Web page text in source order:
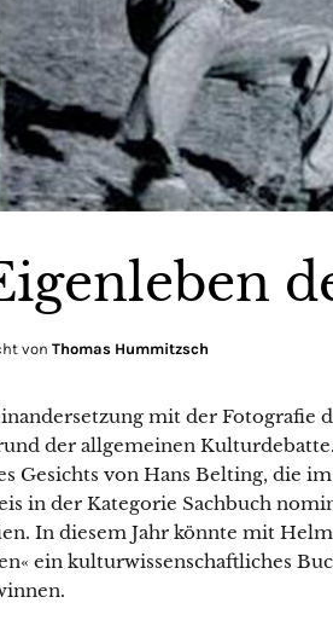
von Thomas Hummitzsch
mit der Fotografie
der allgemeinen
Gesichts von Hans Belting, die
in der Kategorie Sachbuch
In diesem Jahr könnte mit
ein kulturwissenschaftliches